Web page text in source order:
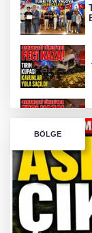
BÖLGE